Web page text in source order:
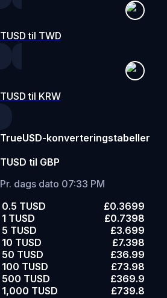
TUSD til TWD
TUSD til KRW
TrueUSD-konverteringstabeller
TUSD til GBP
Pr. dags dato 07:33 PM
0.5 TUSD
£0.3699
1 TUSD
£0.7398
5 TUSD
£3.699
10 TUSD
£7.398
50 TUSD
£36.99
100 TUSD
£73.98
500 TUSD
£369.9
1,000 TUSD
£739.8